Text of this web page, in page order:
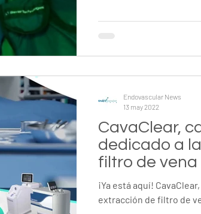
CavaClear,
dedicado a
filtro de vena
¡Ya está aquí!
extracción de filtro de
Endovascular News
13 may 2022